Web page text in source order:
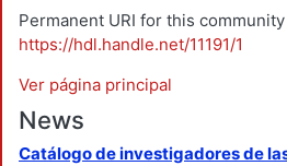
Permanent URI for this community
https://hdl.handle.net/11191/1
Ver página principal
News
Catálogo de investigadores de